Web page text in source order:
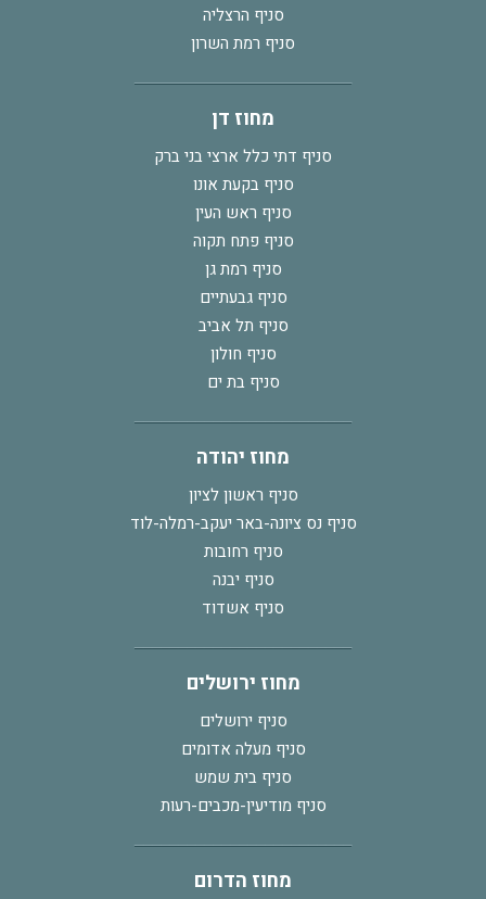
סניף הרצליה
סניף רמת השרון
מחוז דן
סניף דתי כלל ארצי בני ברק
סניף בקעת אונו
סניף ראש העין
סניף פתח תקוה
סניף רמת גן
סניף גבעתיים
סניף תל אביב
סניף חולון
סניף בת ים
מחוז יהודה
סניף ראשון לציון
סניף נס ציונה-באר יעקב-רמלה-לוד
סניף רחובות
סניף יבנה
סניף אשדוד
מחוז ירושלים
סניף ירושלים
סניף מעלה אדומים
סניף בית שמש
סניף מודיעין-מכבים-רעות
מחוז הדרום